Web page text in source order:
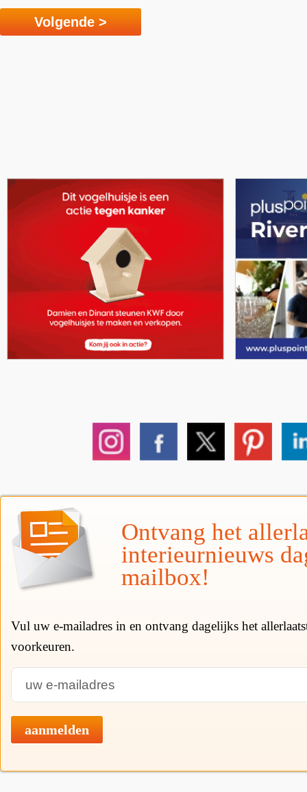
Ontvang het
interieurnieuws
mailbox!
Vul uw e-mailadres in en ontvang dagelijks het
voorkeuren.
aanmelden